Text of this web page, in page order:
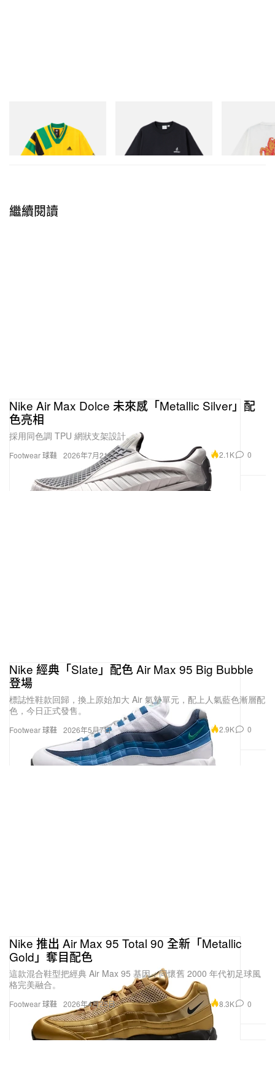
Adidas Originals X Brain
Dead Disney Football Jersey
立即購入
One Point Logo Tee
立即購入
繼續閱讀
Footwear 球鞋
Nike Air Max Dolce 未來感「Metallic Silver」配
色亮相
採用同色調 TPU 網狀支架設計。
2026年7月21日 2.1K 0
Footwear 球鞋
Nike 經典「Slate」配色 Air Max 95 Big Bubble
登場
標誌性鞋款回歸，換上原始加大 Air 氣墊單元，配上人氣藍色漸層配
色，今日正式發售。
2026年5月7日 2.9K 0
Footwear 球鞋
Nike 推出 Air Max 95 Total 90 全新「Metallic
Gold」奪目配色
這款混合鞋型把經典 Air Max 95 基因，同懷舊 2000 年代初足球風
格完美融合。
2026年4月25日 8.3K 0